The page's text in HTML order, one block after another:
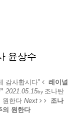
윤상수
감사합시다”
레이널
2021.05.15by 조나탄
원한다 Next
조나
의 원한다